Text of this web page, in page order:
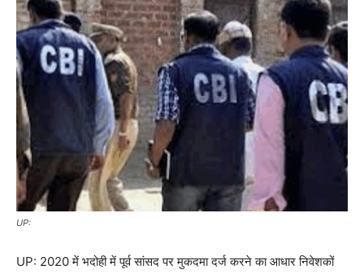
UP:
UP: 2020 में भदोही में पूर्व सांसद पर मुकदमा दर्ज करने का आधार निवेशकों